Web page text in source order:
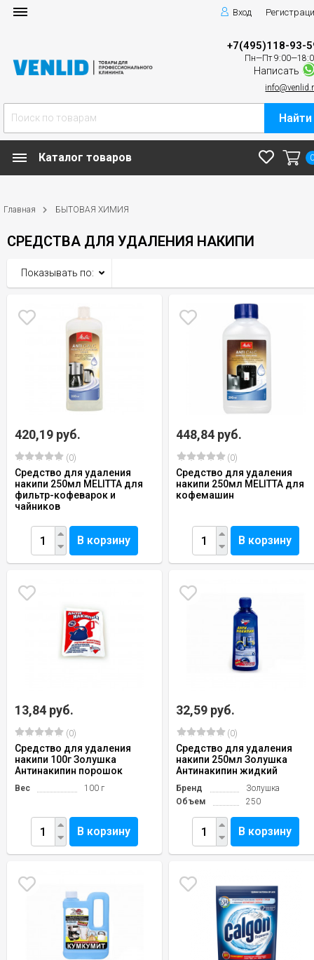
Вход
+7(495)118-93-
Пн—Пт
Написать
Найти
Каталог товаров
Главная БЫТОВАЯ ХИМИЯ
СРЕДСТВА ДЛЯ УДАЛЕНИЯ НАКИПИ
Показывать по:
420,19 руб.
(0)
Средство для удаления
накипи 250мл MELITTA для
фильтр-кофеварок и
чайников
В корзину
448,84 руб.
(0)
Средство для удаления
накипи 250мл MELITTA для
кофемашин
В корзину
13,84 руб.
(0)
Средство для удаления
накипи 100г Золушка
Антинакипин порошок
Вес 100 г
В корзину
32,59 руб.
(0)
Средство для удаления
накипи 250мл Золушка
Антинакипин жидкий
Бренд
Золушка
Объем
250
В корзину